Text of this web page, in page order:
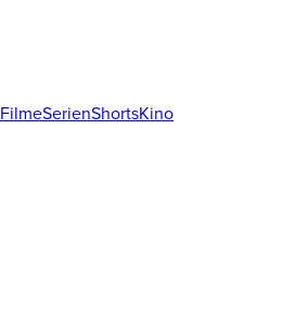
FilmeSerienShortsKino